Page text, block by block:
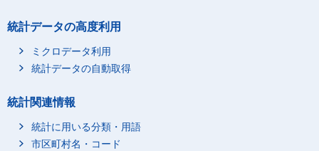
統計データの高度利用
ミクロデータ利用
統計データの自動取得
統計関連情報
統計に用いる分類・用語
市区町村名・コード